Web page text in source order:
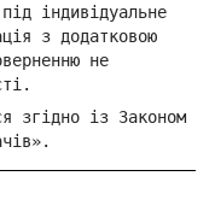
індивідуальне
з додатковою
не
згідно із Законом